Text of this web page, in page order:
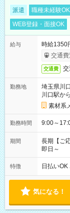
派遣 職種未経験OK
WEB登録・面接OK
給与
時給1350
交通費
交通費 交
勤務地
埼玉県川
川口駅か
素材系
勤務時間
期間
長期【ご
即日～
特徴 日払いOK
気になる！